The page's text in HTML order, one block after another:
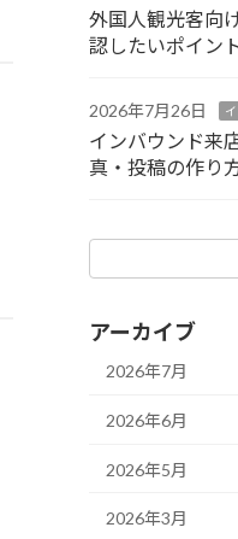
外国人観光客向
認したいポイン
2026年7月26日
インバウンド来
真・投稿の作り
アーカイブ
2026年7月
2026年6月
2026年5月
2026年3月